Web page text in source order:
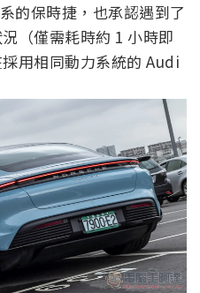
的保時捷，也承認遇到了
（僅需耗時約 1 小時即
用相同動力系統的 Audi